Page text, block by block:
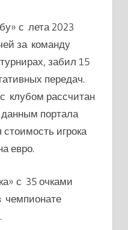
с лета 2023
за команду
забил 15
передач.
клубом рассчитан
портала
игрока
евро.
с 35 очками
чемпионате